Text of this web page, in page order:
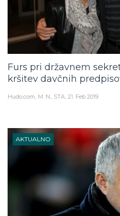
Furs pri državnem
kršitev davčnih
Hudo.com M. N., STA 21. Feb 2019
AKTUALNO